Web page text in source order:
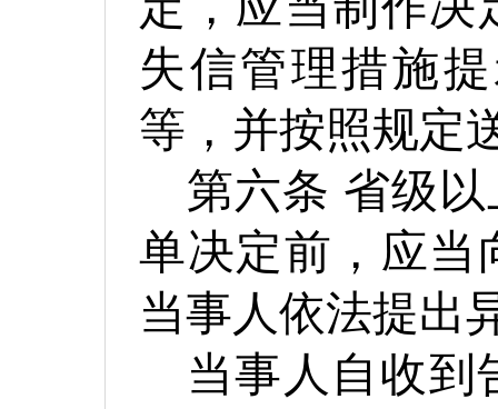
失信管理措施
等，并按照规定
第六条 省级
单决定前，应当
当事人依法提出
当事人自收到